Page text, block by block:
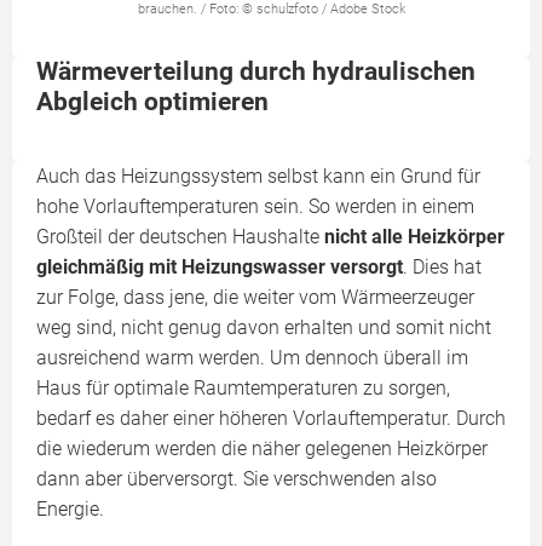
brauchen. / Foto: © schulzfoto / Adobe Stock
Wärmeverteilung durch hydraulischen
Abgleich optimieren
Auch das Heizungssystem selbst kann ein Grund für
hohe Vorlauftemperaturen sein. So werden in einem
Großteil der deutschen Haushalte nicht alle Heizkörper
gleichmäßig mit Heizungswasser versorgt. Dies hat
zur Folge, dass jene, die weiter vom Wärmeerzeuger
weg sind, nicht genug davon erhalten und somit nicht
ausreichend warm werden. Um dennoch überall im
Haus für optimale Raumtemperaturen zu sorgen,
bedarf es daher einer höheren Vorlauftemperatur. Durch
die wiederum werden die näher gelegenen Heizkörper
dann aber überversorgt. Sie verschwenden also
Energie.